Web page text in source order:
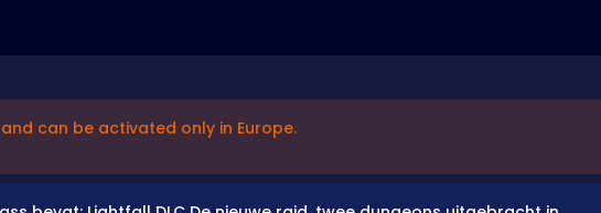
can be activated only in Europe.